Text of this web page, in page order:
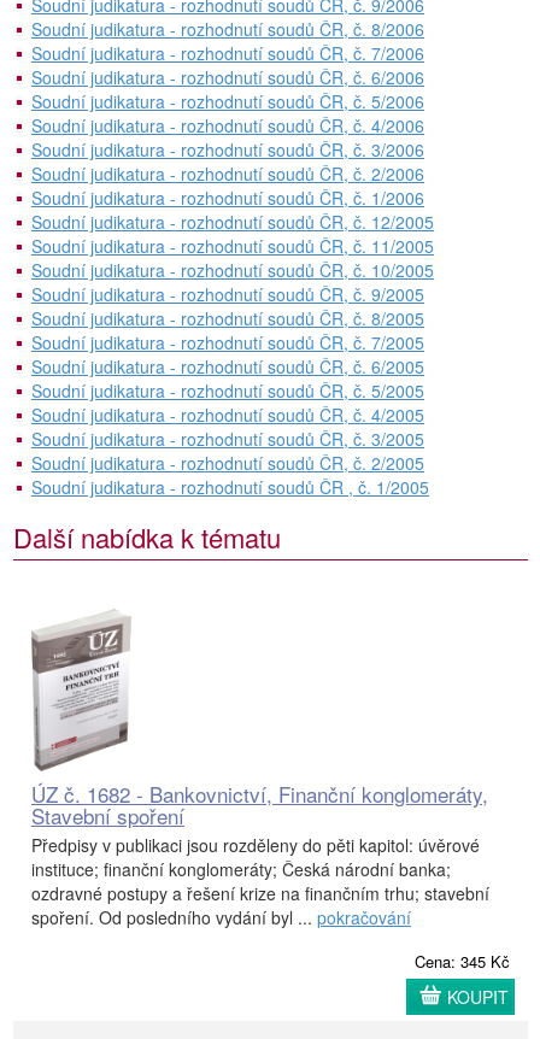
Soudní judikatura - rozhodnutí soudů ČR, č. 9/2006
Soudní judikatura - rozhodnutí soudů ČR, č. 8/2006
Soudní judikatura - rozhodnutí soudů ČR, č. 7/2006
Soudní judikatura - rozhodnutí soudů ČR, č. 6/2006
Soudní judikatura - rozhodnutí soudů ČR, č. 5/2006
Soudní judikatura - rozhodnutí soudů ČR, č. 4/2006
Soudní judikatura - rozhodnutí soudů ČR, č. 3/2006
Soudní judikatura - rozhodnutí soudů ČR, č. 2/2006
Soudní judikatura - rozhodnutí soudů ČR, č. 1/2006
Soudní judikatura - rozhodnutí soudů ČR, č. 12/2005
Soudní judikatura - rozhodnutí soudů ČR, č. 11/2005
Soudní judikatura - rozhodnutí soudů ČR, č. 10/2005
Soudní judikatura - rozhodnutí soudů ČR, č. 9/2005
Soudní judikatura - rozhodnutí soudů ČR, č. 8/2005
Soudní judikatura - rozhodnutí soudů ČR, č. 7/2005
Soudní judikatura - rozhodnutí soudů ČR, č. 6/2005
Soudní judikatura - rozhodnutí soudů ČR, č. 5/2005
Soudní judikatura - rozhodnutí soudů ČR, č. 4/2005
Soudní judikatura - rozhodnutí soudů ČR, č. 3/2005
Soudní judikatura - rozhodnutí soudů ČR, č. 2/2005
Soudní judikatura - rozhodnutí soudů ČR , č. 1/2005
Další nabídka k tématu
ÚZ č. 1682 - Bankovnictví, Finanční konglomeráty,
Stavební spoření
Předpisy v publikaci jsou rozděleny do pěti kapitol: úvěrové
instituce; finanční konglomeráty; Česká národní banka;
ozdravné postupy a řešení krize na finančním trhu; stavební
spoření. Od posledního vydání byl ... pokračování
Cena: 345 Kč
KOUPIT